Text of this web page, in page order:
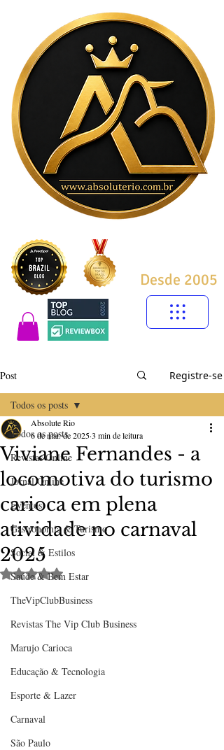
Desde 2005
Post Registre-se
Todos os posts
Revistas Online
Jornal Online
Eventos
Gastronomia & Turismo
Social & Estilos
Saúde & Bem Estar
TheVipClubBusiness
Revistas The Vip Club Business
Marujo Carioca
Educação & Tecnologia
Esporte & Lazer
Carnaval
São Paulo
Todos os posts
Viviane Fernandes - a
locomotiva do turismo
carioca em plena
atividade no carnaval
2025
Absolute Rio
6 de mar. de 20253 min de leitura
Avaliado com NaN de 5 estrelas.